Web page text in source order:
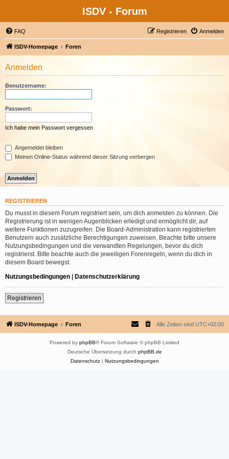
ISDV - Forum
FAQ Anmelden
Registrieren
ISDV-Homepage Foren
Anmelden
Benutzername:
Passwort:
Ich habe mein Passwort vergessen
Angemeldet bleiben
Meinen Online-Status während dieser Sitzung verbergen
REGISTRIEREN
Du musst in diesem Forum registriert sein, um dich anmelden zu können. Die
Registrierung ist in wenigen Augenblicken erledigt und ermöglicht dir, auf
weitere Funktionen zuzugreifen. Die Board-Administration kann registrierten
Benutzern auch zusätzliche Berechtigungen zuweisen. Beachte bitte unsere
Nutzungsbedingungen und die verwandten Regelungen, bevor du dich
registrierst. Bitte beachte auch die jeweiligen Forenregeln, wenn du dich in
diesem Board bewegst.
Nutzungsbedingungen | Datenschutzerklärung
Registrieren
ISDV-Homepage Foren Alle Zeiten sind UTC+02:00
Powered by phpBB® Forum Software © phpBB Limited
Deutsche Übersetzung durch phpBB.de
Datenschutz| Nutzungsbedingungen